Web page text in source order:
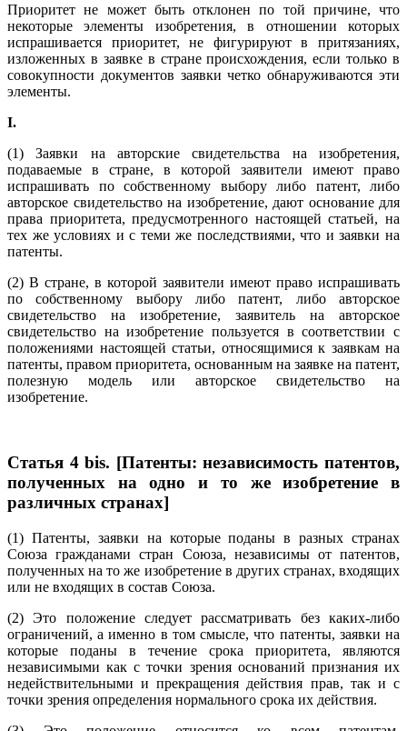
Приоритет не может быть отклонен по той причине, что
некоторые элементы изобретения, в отношении которых
испрашивается приоритет, не фигурируют в притязаниях,
изложенных в заявке в стране происхождения, если только в
совокупности документов заявки четко обнаруживаются эти
элементы.
I.
(1) Заявки на авторские свидетельства на изобретения,
подаваемые в стране, в которой заявители имеют право
испрашивать по собственному выбору либо патент, либо
авторское свидетельство на изобретение, дают основание для
права приоритета, предусмотренного настоящей статьей, на
тех же условиях и с теми же последствиями, что и заявки на
патенты.
(2) В стране, в которой заявители имеют право испрашивать
по собственному выбору либо патент, либо авторское
свидетельство на изобретение, заявитель на авторское
свидетельство на изобретение пользуется в соответствии с
положениями настоящей статьи, относящимися к заявкам на
патенты, правом приоритета, основанным на заявке на патент,
полезную модель или авторское свидетельство на
изобретение.
Статья 4 bis. [Патенты: независимость патентов,
полученных на одно и то же изобретение в
различных странах]
(1) Патенты, заявки на которые поданы в разных странах
Союза гражданами стран Союза, независимы от патентов,
полученных на то же изобретение в других странах, входящих
или не входящих в состав Союза.
(2) Это положение следует рассматривать без каких-либо
ограничений, а именно в том смысле, что патенты, заявки на
которые поданы в течение срока приоритета, являются
независимыми как с точки зрения оснований признания их
недействительными и прекращения действия прав, так и с
точки зрения определения нормального срока их действия.